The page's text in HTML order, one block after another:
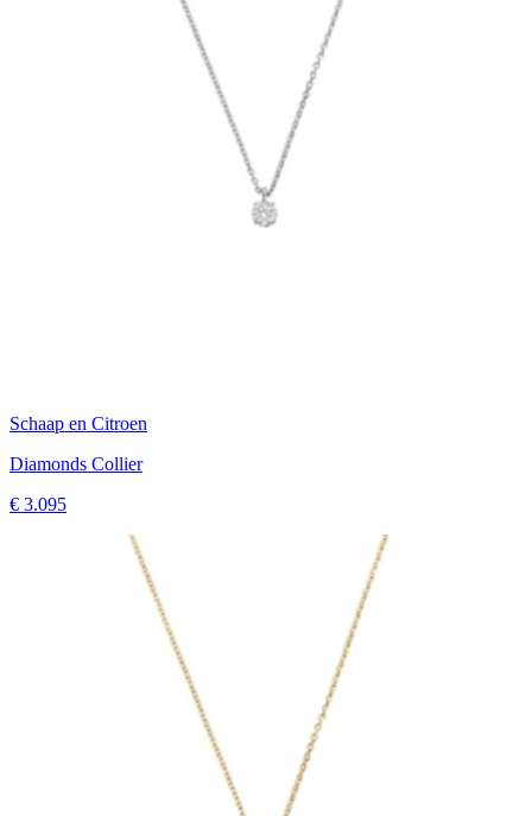
Schaap en Citroen
Diamonds Collier
€ 3.095